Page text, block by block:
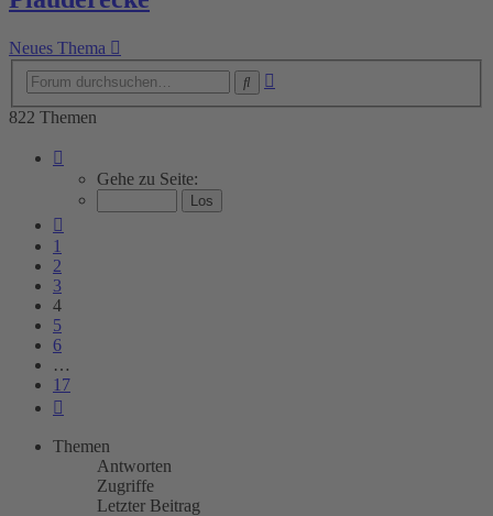
Neues Thema
822 Themen
von
Gehe zu Seite:
1
2
3
4
5
6
…
17
Themen
Antworten
Zugriffe
Letzter Beitrag